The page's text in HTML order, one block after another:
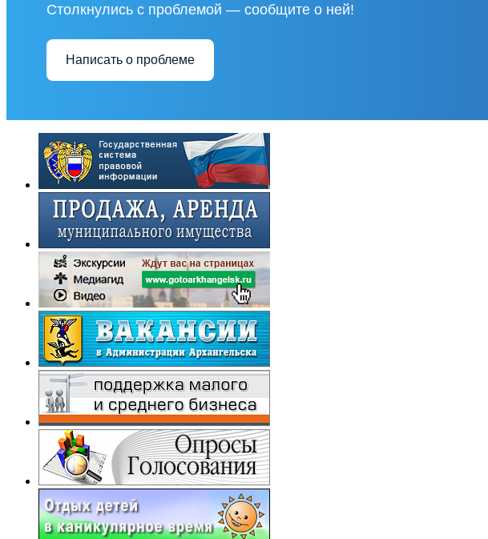
Столкнулись с проблемой — сообщите о ней!
Написать о проблеме